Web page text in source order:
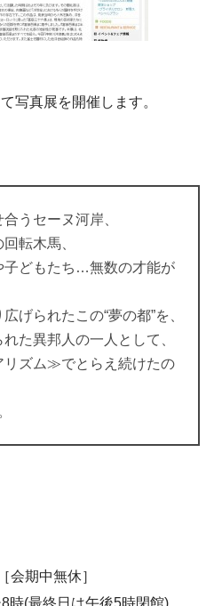
写真展を開催します。
うセーヌ河岸、
転木馬、
子どもたち…無数の才能が
げられたこの“夢の都”を、
た異邦人の一人として、
ズム≫でとらえ続けたの
会期中無休］
時(最終日は午後5時閉館)